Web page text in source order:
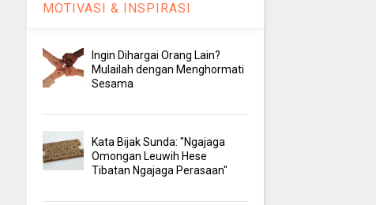
MOTIVASI & INSPIRASI
Ingin Dihargai Orang Lain?
Mulailah dengan Menghormati
Sesama
Kata Bijak Sunda: "Ngajaga
Omongan Leuwih Hese
Tibatan Ngajaga Perasaan"